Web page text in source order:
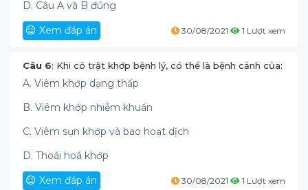
D. Câu A và B đúng
Xem đáp án
30/08/2021 1 Lượt xem
Câu 6: Khi có trật khớp bệnh lý, có thể là bệnh cảnh của:
A. Viêm khớp dạng thấp
B. Viêm khớp nhiễm khuẩn
C. Viêm sụn khớp và bao hoạt dịch
D. Thoái hoá khớp
Xem đáp án
30/08/2021 1 Lượt xem